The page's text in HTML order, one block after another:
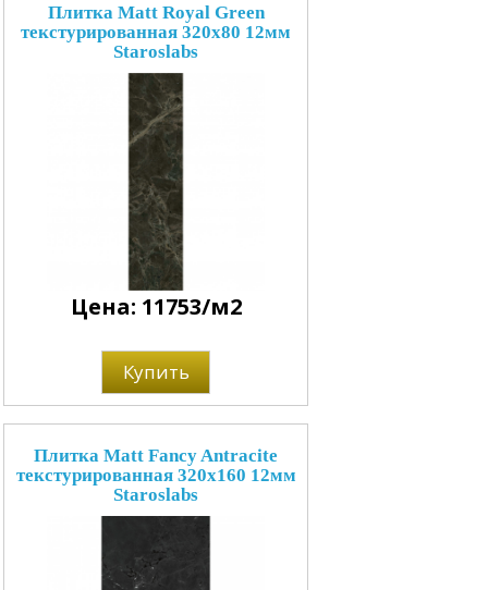
Плитка Matt Royal Green
текстурированная 320x80 12мм
Staroslabs
Цена: 11753/м2
Купить
Плитка Matt Fancy Antracite
текстурированная 320x160 12мм
Staroslabs